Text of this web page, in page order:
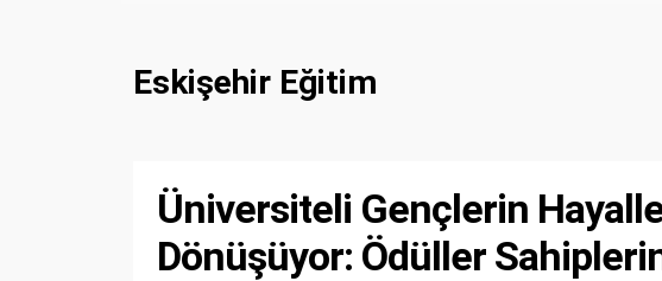
Eskişehir Eğitim
Üniversiteli Gençlerin
Dönüşüyor: Ödüller